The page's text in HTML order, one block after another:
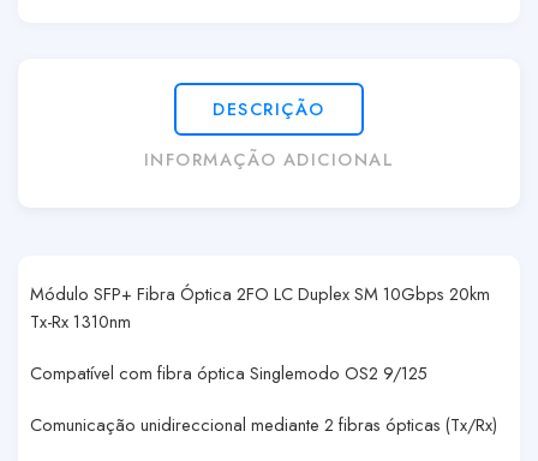
DESCRIÇÃO
INFORMAÇÃO ADICIONAL
Módulo SFP+ Fibra Óptica 2FO LC Duplex SM 10Gbps 20km
Tx-Rx 1310nm
Compatível com fibra óptica Singlemodo OS2 9/125
Comunicação unidireccional mediante 2 fibras ópticas (Tx/Rx)